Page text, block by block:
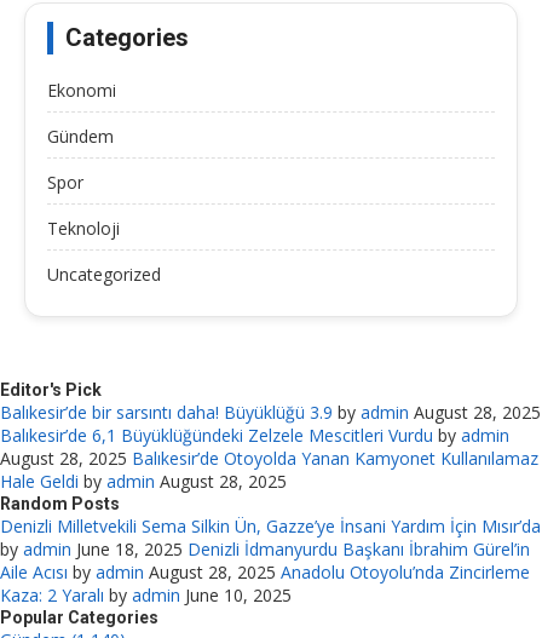
Categories
Ekonomi
Gündem
Spor
Teknoloji
Uncategorized
Editor's Pick
Balıkesir’de bir sarsıntı daha! Büyüklüğü 3.9 by admin August 28, 2025
Balıkesir’de 6,1 Büyüklüğündeki Zelzele Mescitleri Vurdu by admin
August 28, 2025 Balıkesir’de Otoyolda Yanan Kamyonet Kullanılamaz
Hale Geldi by admin August 28, 2025
Random Posts
Denizli Milletvekili Sema Silkin Ün, Gazze’ye İnsani Yardım İçin Mısır’da
by admin June 18, 2025 Denizli İdmanyurdu Başkanı İbrahim Gürel’in
Aile Acısı by admin August 28, 2025 Anadolu Otoyolu’nda Zincirleme
Kaza: 2 Yaralı by admin June 10, 2025
Popular Categories